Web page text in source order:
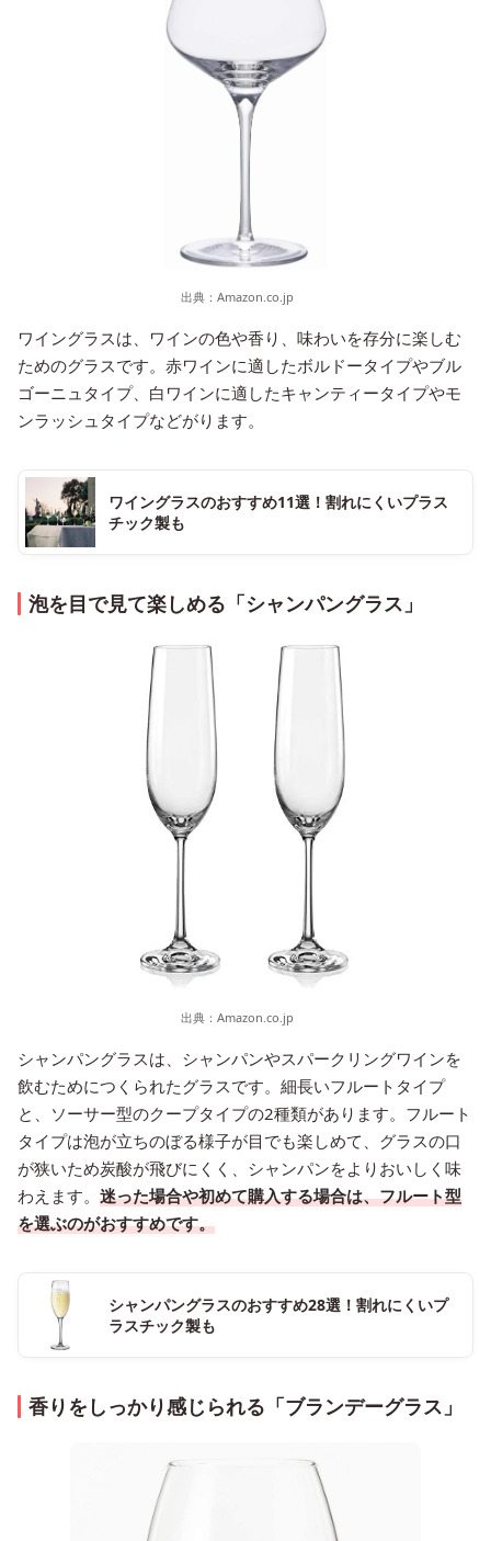
出典： Amazon.co.jp
ワイングラスは、ワインの色や香り、味わいを存分に楽しむ
ためのグラスです。赤ワインに適したボルドータイプやブル
ゴーニュタイプ、白ワインに適したキャンティータイプやモ
ンラッシュタイプなどがります。
ワイングラスのおすすめ11選！割れにくいプラス
チック製も
泡を目で見て楽しめる「シャンパングラス」
出典： Amazon.co.jp
シャンパングラスは、シャンパンやスパークリングワインを
飲むためにつくられたグラスです。細長いフルートタイプ
と、ソーサー型のクープタイプの2種類があります。フルート
タイプは泡が立ちのぼる様子が目でも楽しめて、グラスの口
が狭いため炭酸が飛びにくく、シャンパンをよりおいしく味
わえます。 迷った場合や初めて購入する場合は、フルート型
を選ぶのがおすすめです。
シャンパングラスのおすすめ28選！割れにくいプ
ラスチック製も
香りをしっかり感じられる「ブランデーグラス」